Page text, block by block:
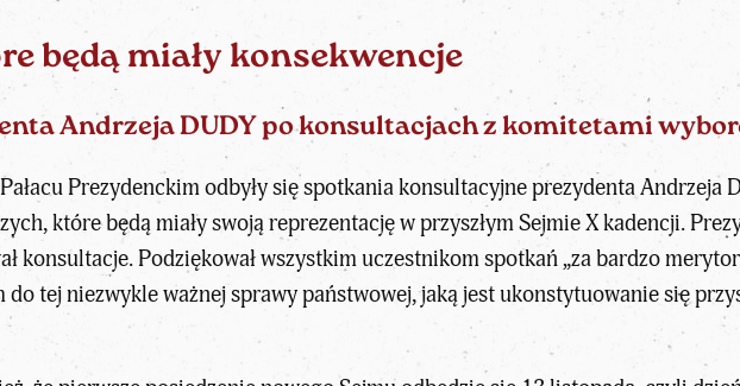
będą miały konsekwencje
Andrzeja DUDY po konsultacjach z komitetami
Prezydenckim odbyły się spotkania konsultacyjne prezydenta Andrzeja
które będą miały swoją reprezentację w przyszłym Sejmie X kadencji.
konsultacje. Podziękował wszystkim uczestnikom spotkań „za bardzo
tej niezwykle ważnej sprawy państwowej, jaką jest ukonstytuowanie się